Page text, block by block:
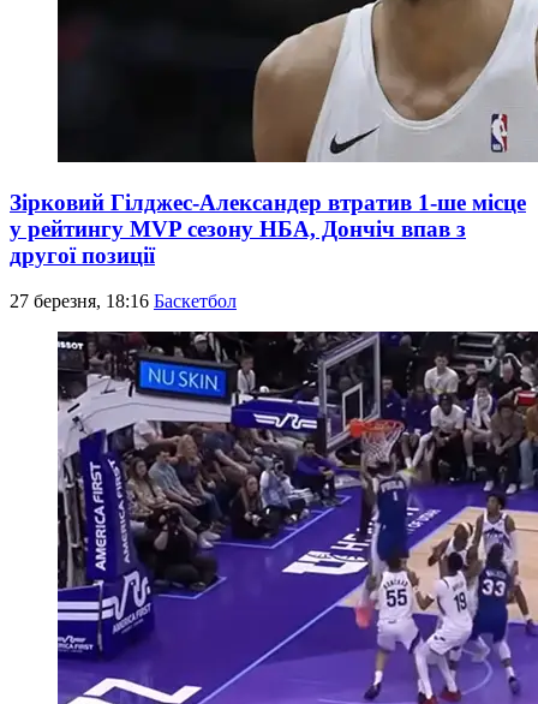
Зірковий Гілджес-Александер втратив 1-ше місце
у рейтингу MVP сезону НБА, Дончіч впав з
другої позиції
27 березня, 18:16 Баскетбол